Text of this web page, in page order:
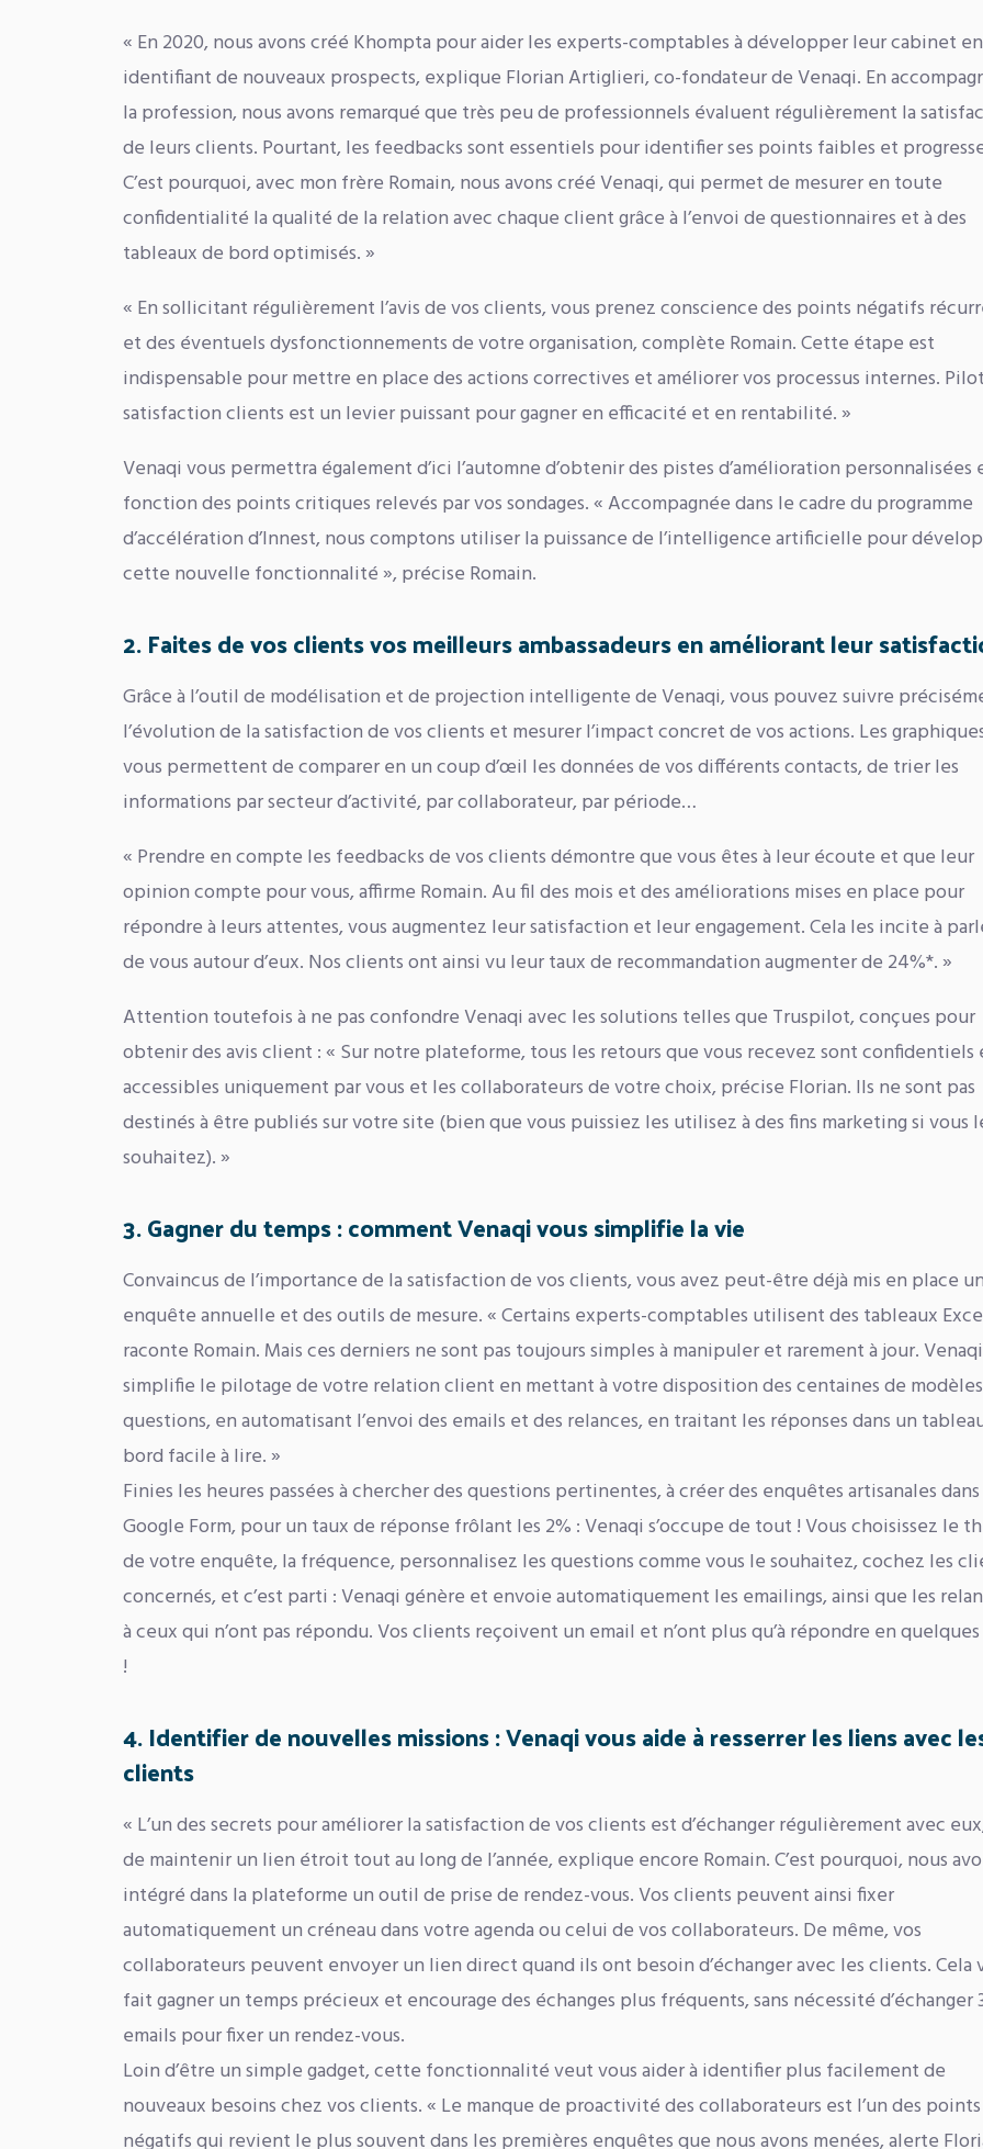
« En 2020, nous avons créé Khompta pour aider les experts-comptables à développer leur cabinet en
identifiant de nouveaux prospects, explique Florian Artiglieri, co-fondateur de Venaqi. En
la profession, nous avons remarqué que très peu de professionnels évaluent régulièrement la
de leurs clients. Pourtant, les feedbacks sont essentiels pour identifier ses points faibles et
C’est pourquoi, avec mon frère Romain, nous avons créé Venaqi, qui permet de mesurer en toute
confidentialité la qualité de la relation avec chaque client grâce à l’envoi de questionnaires et à des
tableaux de bord optimisés. »
« En sollicitant régulièrement l’avis de vos clients, vous prenez conscience des points négatifs
et des éventuels dysfonctionnements de votre organisation, complète Romain. Cette étape est
indispensable pour mettre en place des actions correctives et améliorer vos processus internes.
satisfaction clients est un levier puissant pour gagner en efficacité et en rentabilité. »
Venaqi vous permettra également d’ici l’automne d’obtenir des pistes d’amélioration personnalisées
fonction des points critiques relevés par vos sondages. « Accompagnée dans le cadre du programme
d’accélération d’Innest, nous comptons utiliser la puissance de l’intelligence artificielle pour
cette nouvelle fonctionnalité », précise Romain.
2. Faites de vos clients vos meilleurs ambassadeurs en améliorant leur
Grâce à l’outil de modélisation et de projection intelligente de Venaqi, vous pouvez suivre
l’évolution de la satisfaction de vos clients et mesurer l’impact concret de vos actions. Les
vous permettent de comparer en un coup d’œil les données de vos différents contacts, de trier les
informations par secteur d’activité, par collaborateur, par période…
« Prendre en compte les feedbacks de vos clients démontre que vous êtes à leur écoute et que leur
opinion compte pour vous, affirme Romain. Au fil des mois et des améliorations mises en place pour
répondre à leurs attentes, vous augmentez leur satisfaction et leur engagement. Cela les incite à
de vous autour d’eux. Nos clients ont ainsi vu leur taux de recommandation augmenter de 24%*. »
Attention toutefois à ne pas confondre Venaqi avec les solutions telles que Truspilot, conçues pour
obtenir des avis client : « Sur notre plateforme, tous les retours que vous recevez sont confidentiels
accessibles uniquement par vous et les collaborateurs de votre choix, précise Florian. Ils ne sont pas
destinés à être publiés sur votre site (bien que vous puissiez les utilisez à des fins marketing si vous
souhaitez). »
3. Gagner du temps : comment Venaqi vous simplifie la vie
Convaincus de l’importance de la satisfaction de vos clients, vous avez peut-être déjà mis en place
enquête annuelle et des outils de mesure. « Certains experts-comptables utilisent des tableaux
raconte Romain. Mais ces derniers ne sont pas toujours simples à manipuler et rarement à jour. Venaqi
simplifie le pilotage de votre relation client en mettant à votre disposition des centaines de
questions, en automatisant l’envoi des emails et des relances, en traitant les réponses dans un
bord facile à lire. »
Finies les heures passées à chercher des questions pertinentes, à créer des enquêtes artisanales
Google Form, pour un taux de réponse frôlant les 2% : Venaqi s’occupe de tout ! Vous choisissez le
de votre enquête, la fréquence, personnalisez les questions comme vous le souhaitez, cochez les
concernés, et c’est parti : Venaqi génère et envoie automatiquement les emailings, ainsi que les
à ceux qui n’ont pas répondu. Vos clients reçoivent un email et n’ont plus qu’à répondre en
!
4. Identifier de nouvelles missions : Venaqi vous aide à resserrer les liens avec
clients
« L’un des secrets pour améliorer la satisfaction de vos clients est d’échanger régulièrement avec
de maintenir un lien étroit tout au long de l’année, explique encore Romain. C’est pourquoi, nous
intégré dans la plateforme un outil de prise de rendez-vous. Vos clients peuvent ainsi fixer
automatiquement un créneau dans votre agenda ou celui de vos collaborateurs. De même, vos
collaborateurs peuvent envoyer un lien direct quand ils ont besoin d’échanger avec les clients. Cela
fait gagner un temps précieux et encourage des échanges plus fréquents, sans nécessité d’échanger
emails pour fixer un rendez-vous.
Loin d’être un simple gadget, cette fonctionnalité veut vous aider à identifier plus facilement de
nouveaux besoins chez vos clients. « Le manque de proactivité des collaborateurs est l’un des points
négatifs qui revient le plus souvent dans les premières enquêtes que nous avons menées, alerte